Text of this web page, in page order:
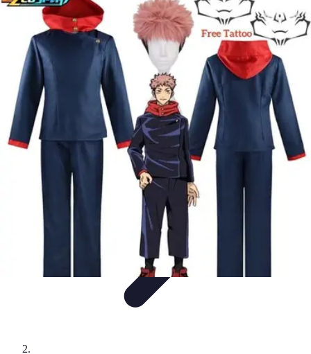
Disfraces Halloween
Listas y ConsejosGuías y
TutorialesTendenciasComparativosDisfraces Clásicos
Disfraces Halloween